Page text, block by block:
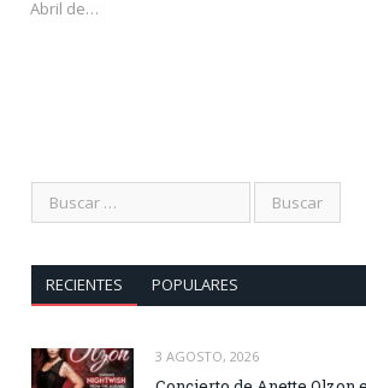
Abril de…
RECIENTES POPULARES
3 AGOSTO, 2026